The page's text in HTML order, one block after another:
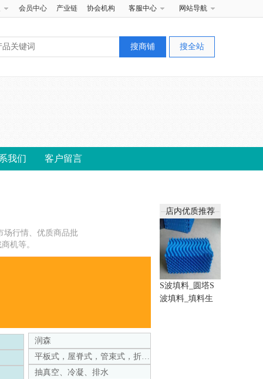
会员中心 产业链 协会机构 客服中心 网站导航
我们 客户留言
场行情、优质商品批
机等。
润森
平板式，屋脊式，管束式，折流板
抽真空、冷凝、排水
店内优质推荐
S波填料_圆塔S
波填料_填料生